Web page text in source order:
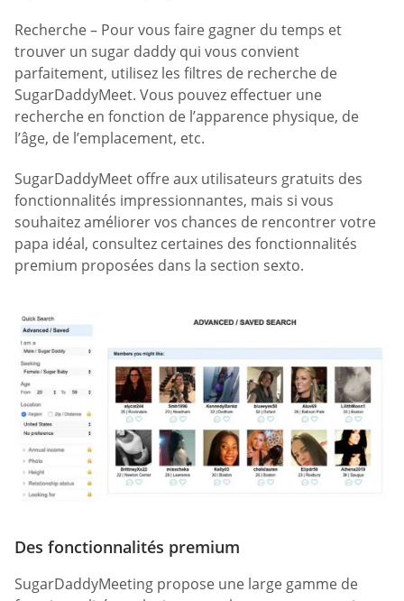
Recherche – Pour vous faire gagner du temps et
trouver un sugar daddy qui vous convient
parfaitement, utilisez les filtres de recherche de
SugarDaddyMeet. Vous pouvez effectuer une
recherche en fonction de l’apparence physique, de
l’âge, de l’emplacement, etc.
SugarDaddyMeet offre aux utilisateurs gratuits des
fonctionnalités impressionnantes, mais si vous
souhaitez améliorer vos chances de rencontrer votre
papa idéal, consultez certaines des fonctionnalités
premium proposées dans la section sexto.
Des fonctionnalités premium
SugarDaddyMeeting propose une large gamme de